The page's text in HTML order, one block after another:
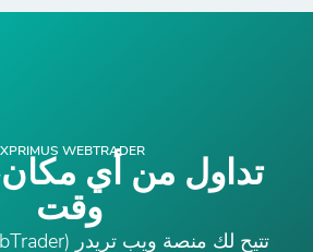
WEBTRADER
تداول من أي
وقت